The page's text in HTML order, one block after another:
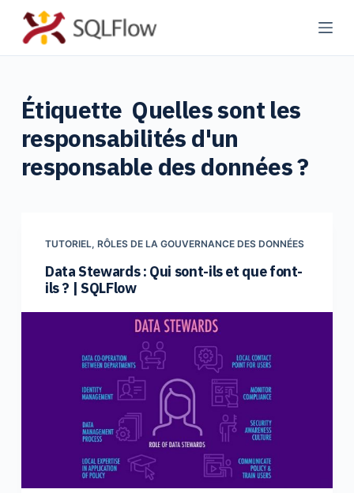
P
a
u
Étiquette Quelles sont les
responsabilités d'un
responsable des données ?
TUTORIEL, RÔLES DE LA GOUVERNANCE DES DONNÉES
Data Stewards : Qui sont-ils et que font-
ils ? | SQLFlow